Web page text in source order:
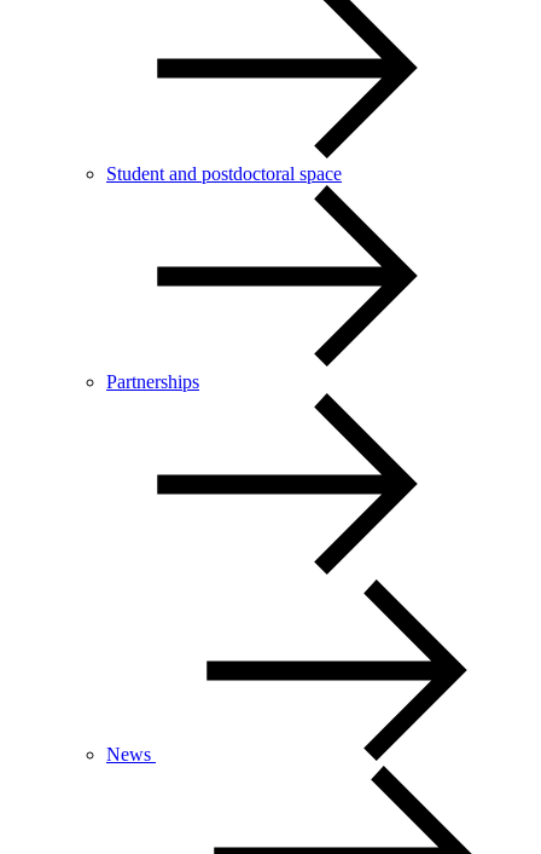
Student and postdoctoral space
Partnerships
News